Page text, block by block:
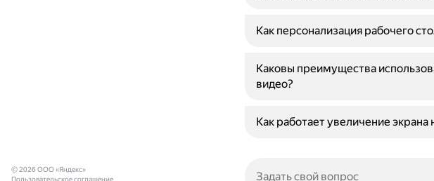
Как персонализация рабочего
Каковы преимущества
видео?
Как работает увеличение
© 2026 ООО «Яндекс»
Пользовательское соглашение